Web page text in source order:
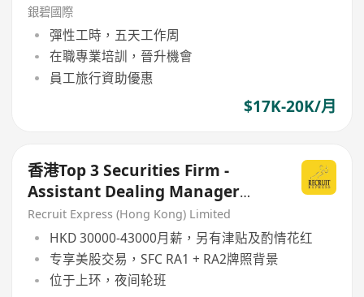
銀碧國際
彈性工時，五天工作周
在職專業培訓，晉升機會
員工旅行資助優惠
$17K-20K/月
香港Top 3 Securities Firm -
Assistant Dealing Manager
(Night Shift)
Recruit Express (Hong Kong) Limited
HKD 30000-43000月薪，另有津贴及酌情花红
专享美股交易，SFC RA1 + RA2牌照背景
位于上环，夜间轮班